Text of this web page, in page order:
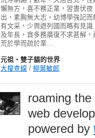
懶無方，喜不務正業，習晝伏夜
出，素胸無大志。幼博學強記而
有文采，少周遊列國而略有見識
及年長，貪多務廣復不求甚解，
荒於學而疏於業…
元祖‧雙子貓的世界
大搜查線 / 柳葉敏郎
roaming
web
powered by